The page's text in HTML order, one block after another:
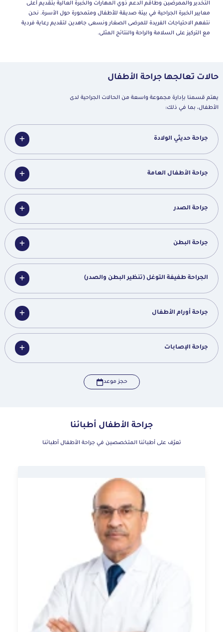
التخدير والممرضين وطاقم الدعم ذوي المهارات والخبرة العالية بتقديم أعلى
معايير الخبرة الجراحية في بيئة صديقة للأطفال ومتمحورة حول الأسرة. نحن
نتفهم الاحتياجات الفريدة للمرضى الصغار ونسعى جاهدين لتقديم رعاية فردية
مع التركيز على السلامة والراحة والنتائج المثلى.
حالات تعالجها جراحة الأطفال
يهتم قسمنا بإدارة مجموعة واسعة من الحالات الجراحية لدى
الأطفال، بما في ذلك:
جراحة حديثي الولادة
جراحة الأطفال العامة
جراحة الصدر
جراحة البطن
الجراحة طفيفة التوغل (تنظير البطن والصدر)
جراحة أورام الأطفال
جراحة الإصابات
حجز موعد
جراحة الأطفال أطبائنا
تعرّف على أطبائنا المتخصصين في جراحة الأطفال أطبائنا